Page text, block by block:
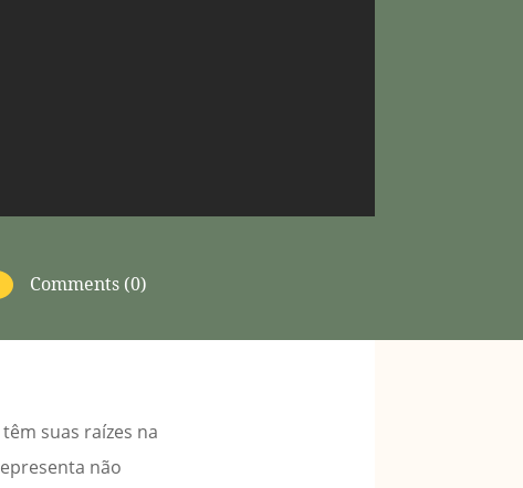
Comments (0)
suas raízes na
não